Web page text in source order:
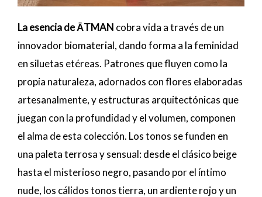
La esencia de ĀTMAN cobra vida a través de un
innovador biomaterial, dando forma a la feminidad
en siluetas etéreas. Patrones que fluyen como la
propia naturaleza, adornados con flores elaboradas
artesanalmente, y estructuras arquitectónicas que
juegan con la profundidad y el volumen, componen
el alma de esta colección. Los tonos se funden en
una paleta terrosa y sensual: desde el clásico beige
hasta el misterioso negro, pasando por el íntimo
nude, los cálidos tonos tierra, un ardiente rojo y un